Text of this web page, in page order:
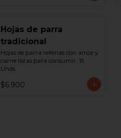
Hojas de parra
tradicional
Hojas de parra rellenas con arroz y
carne listas para consumir. 15
Unds.
$6.900